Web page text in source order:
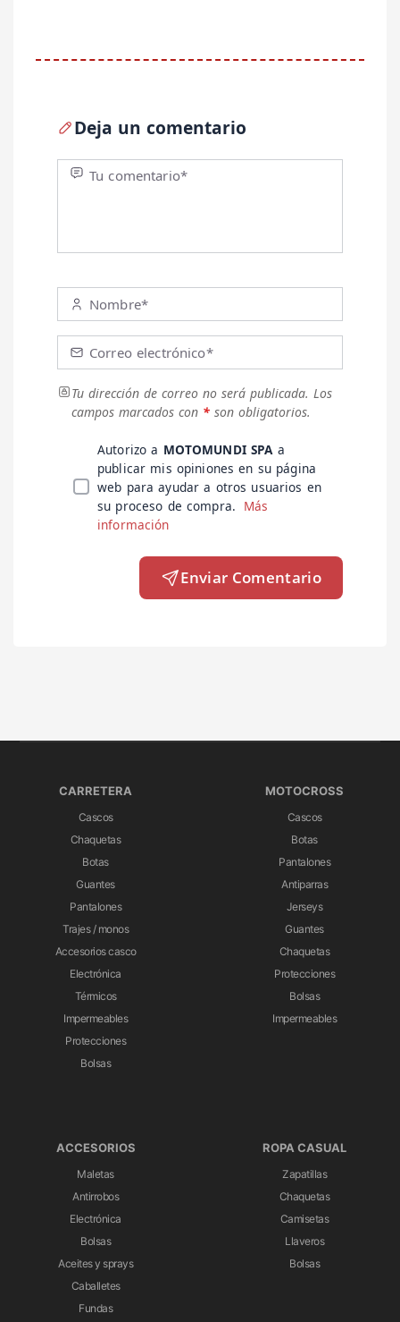
Deja un comentario
Tu comentario*
Nombre*
Correo electrónico*
Tu dirección de correo no será publicada. Los
campos marcados con * son obligatorios.
Autorizo a MOTOMUNDI SPAa
publicar mis opiniones en su página
web para ayudar a otros usuarios en
su proceso de compra. Más
información
Enviar Comentario
CARRETERA
Cascos
Chaquetas
Botas
Guantes
Pantalones
Trajes / monos
Accesorios casco
Electrónica
Térmicos
Impermeables
Protecciones
Bolsas
MOTOCROSS
Cascos
Botas
Pantalones
Antiparras
Jerseys
Guantes
Chaquetas
Protecciones
Bolsas
Impermeables
ACCESORIOS
Maletas
Antirrobos
Electrónica
Bolsas
Aceites y sprays
Caballetes
Fundas
ROPA CASUAL
Zapatillas
Chaquetas
Camisetas
Llaveros
Bolsas